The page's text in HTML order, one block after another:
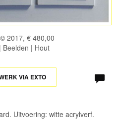
2017, € 480,00
Beelden | Hout
VIA EXTO
Uitvoering: witte acrylverf.